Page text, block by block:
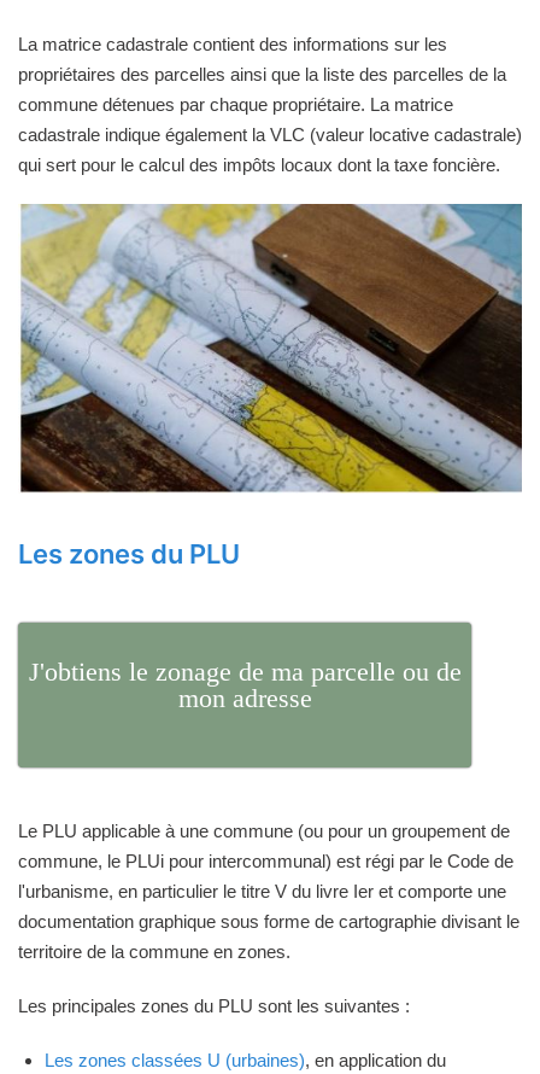
La matrice cadastrale contient des informations sur les
propriétaires des parcelles ainsi que la liste des parcelles de la
commune détenues par chaque propriétaire. La matrice
cadastrale indique également la VLC (valeur locative cadastrale)
qui sert pour le calcul des impôts locaux dont la taxe foncière.
Les zones du PLU
J'obtiens le zonage de ma parcelle ou de
mon adresse
Le PLU applicable à une commune (ou pour un groupement de
commune, le PLUi pour intercommunal) est régi par le Code de
l'urbanisme, en particulier le titre V du livre Ier et comporte une
documentation graphique sous forme de cartographie divisant le
territoire de la commune en zones.
Les principales zones du PLU sont les suivantes :
Les zones classées U (urbaines), en application du